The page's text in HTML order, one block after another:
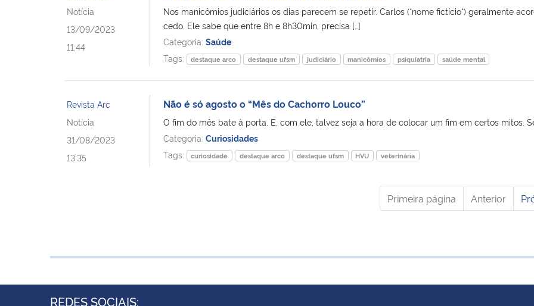
Notícia
13/09/2023
11:44
Nos manicômios judiciários os dias parecem se repetir. Carlos (*nome fictício*) geralmente
cedo. Ele sabe que entre 8h e 8h30min, precisa […]
Categoria: Saúde
Tags:
destaque arco destaque ufsm judiciário manicômios psiquiatria saúde mental
Revista Arc
Notícia
31/08/2023
13:35
Não é só agosto o “Mês do Cachorro Louco”
O fim do mês bate à porta. E, com ele, talvez seja a hora de colocar um fim em certos mitos.
Categoria: Curiosidades
Tags:
curiosidade destaque arco destaque ufsm HVU veterinária
Primeira página Anterior
REDES SOCIAIS: